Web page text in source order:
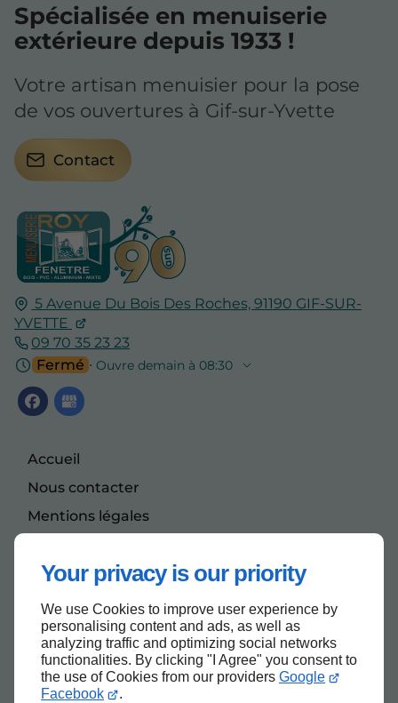
Your privacy is our priority
We use Cookies to improve user experience by
personalising content and ads, as well as
analyzing traffic and optimizing social networks
functionalities. By clicking "I Agree" you consent to
the use of Cookies from our providers Google
Facebook
.
5 Avenue Du Bois Des Roches,91190 GIF-SUR-
YVETTE
09 70 35 23 23
Fermé ⋅ Ouvre demain à 08:30
Accueil
Nous contacter
Mentions légales
Spécialisée en menuiserie
extérieure depuis 1933 !
Votre artisan menuisier pour la pose
de vos ouvertures à Gif-sur-Yvette
Contact
Haut de page